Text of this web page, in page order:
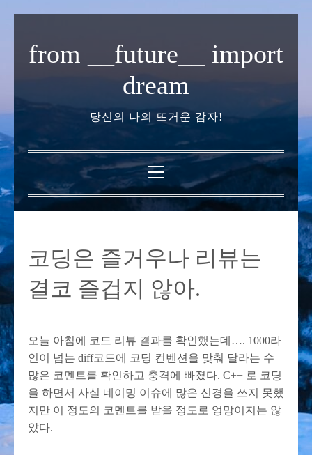
기
from __future__ import
dream
당신의 나의 뜨거운 감자!
기
본
메
뉴
코딩은 즐거우나 리뷰는
결코 즐겁지 않아.
오늘 아침에 코드 리뷰 결과를 확인했는데…. 1000라
인이 넘는 diff코드에 코딩 컨벤션을 맞춰 달라는 수
많은 코멘트를 확인하고 충격에 빠졌다. C++ 로 코딩
을 하면서 사실 네이밍 이슈에 많은 신경을 쓰지 못했
지만 이 정도의 코멘트를 받을 정도로 엉망이지는 않
았다.